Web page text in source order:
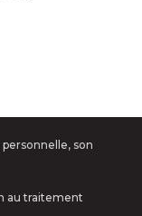
son
au traitement